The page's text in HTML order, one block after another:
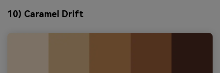
10) Caramel Drift